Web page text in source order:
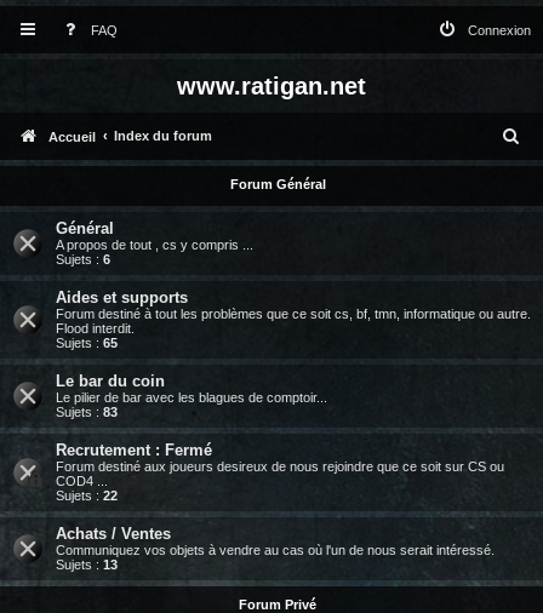
FAQ Connexion
www.ratigan.net
Accueil Index du forum
e
Forum Général
Général
A propos de tout , cs y compris ...
Sujets : 6
Aides et supports
Forum destiné à tout les problèmes que ce soit cs, bf, tmn, informatique ou autre.
Flood interdit.
Sujets : 65
Le bar du coin
Le pilier de bar avec les blagues de comptoir...
Sujets : 83
Recrutement : Fermé
Forum destiné aux joueurs desireux de nous rejoindre que ce soit sur CS ou
COD4 ...
Sujets : 22
Achats / Ventes
Communiquez vos objets à vendre au cas où l'un de nous serait intéressé.
Sujets : 13
Forum Privé